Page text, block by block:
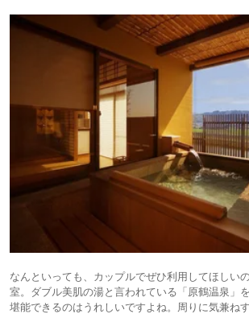
なんといっても、カップルでぜひ利用してほしい
室。ダブル美肌の湯と言われている「原鶴温泉」
堪能できるのはうれしいですよね。周りに気兼ね